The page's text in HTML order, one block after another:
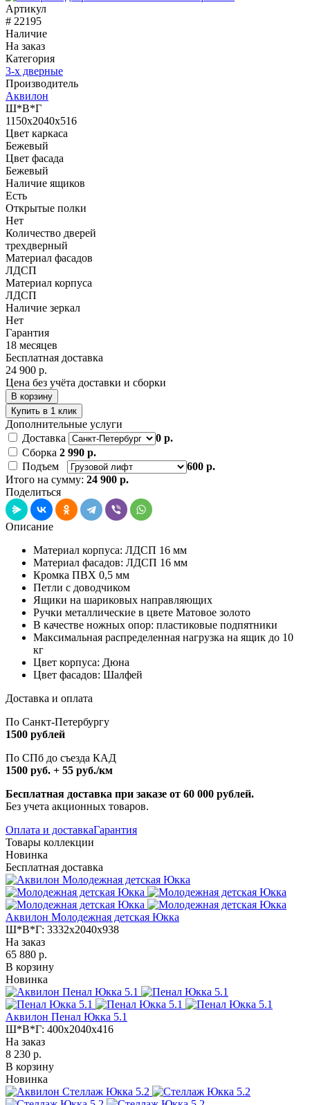
Артикул
# 22195
Наличие
На заказ
Категория
3-х дверные
Производитель
Аквилон
Ш*В*Г
1150x2040x516
Цвет каркаса
Бежевый
Цвет фасада
Бежевый
Наличие ящиков
Есть
Открытые полки
Нет
Количество дверей
трехдверный
Материал фасадов
ЛДСП
Материал корпуса
ЛДСП
Наличие зеркал
Нет
Гарантия
18 месяцев
Бесплатная доставка
24 900 р.
Цена без учёта доставки и сборки
В корзину
Купить в 1 клик
Дополнительные услуги
Доставка
0 р.
Сборка 2 990 р.
Подъем
600 р.
Итого на сумму: 24 900 р.
Поделиться
Описание
Материал корпуса: ЛДСП 16 мм
Материал фасадов: ЛДСП 16 мм
Кромка ПВХ 0,5 мм
Петли с доводчиком
Ящики на шариковых направляющих
Ручки металлические в цвете Матовое золото
В качестве ножных опор: пластиковые подпятники
Максимальная распределенная нагрузка на ящик до 10
кг
Цвет корпуса: Дюна
Цвет фасадов: Шалфей
Доставка и оплата
По Санкт-Петербургу
1500 рублей
По СПб до съезда КАД
1500 руб. + 55 руб./км
Бесплатная доставка при заказе от 60 000 рублей.
Без учета акционных товаров.
Оплата и доставкаГарантия
Товары коллекции
Новинка
Бесплатная доставка
Аквилон Молодежная детская Юкка
Ш*В*Г: 3332x2040x938
На заказ
65 880 р.
В корзину
Новинка
Аквилон Пенал Юкка 5.1
Ш*В*Г: 400x2040x416
На заказ
8 230 р.
В корзину
Новинка